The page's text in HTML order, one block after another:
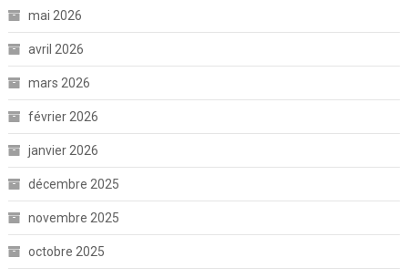
mai 2026
avril 2026
mars 2026
février 2026
janvier 2026
décembre 2025
novembre 2025
octobre 2025